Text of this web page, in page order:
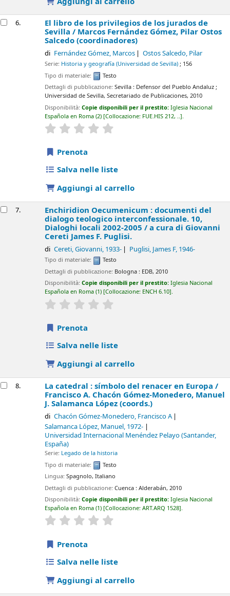
6. El libro de los privilegios de los jurados de
Sevilla / Marcos Fernández Gómez, Pilar Ostos
Salcedo (coordinadores)
di Fernández Gómez, Marcos Ostos Salcedo, Pilar
Serie: Historia y geografía (Universidad de Sevilla) ; 156
Tipo di materiale:
Testo
Dettagli di pubblicazione:Sevilla : Defensor del Pueblo Andaluz ;
Universidad de Sevilla, Secretariado de Publicaciones, 2010
Disponibilità:Copie disponibili per il prestito:Iglesia Nacional
Española en Roma (2) Collocazione: FUE.HIS 212, .. .
star rating
Prenota
Salva nelle liste
Aggiungi al carrello
7. Enchiridion Oecumenicum : documenti del
dialogo teologico interconfessionale. 10,
Dialoghi locali 2002-2005 /a cura di Giovanni
Cereti James F. Puglisi.
di Cereti, Giovanni, 1933- Puglisi, James F, 1946-
Tipo di materiale:
Testo
Dettagli di pubblicazione: Bologna : EDB, 2010
Disponibilità:Copie disponibili per il prestito:Iglesia Nacional
Española en Roma (1) Collocazione: ENCH 6.10 .
star rating
Prenota
Salva nelle liste
Aggiungi al carrello
8. La catedral : símbolo del renacer en Europa /
Francisco A. Chacón Gómez-Monedero, Manuel
J. Salamanca López (coords.)
di Chacón Gómez-Monedero, Francisco A
Salamanca López, Manuel, 1972-
Universidad Internacional Menéndez Pelayo (Santander,
España)
Serie: Legado de la historia
Tipo di materiale:
Testo
Lingua:Spagnolo,Italiano
Dettagli di pubblicazione:Cuenca : Alderabán, 2010
Disponibilità:Copie disponibili per il prestito:Iglesia Nacional
Española en Roma (1) Collocazione:ART.ARQ 1528 .
star rating
Prenota
Salva nelle liste
Aggiungi al carrello